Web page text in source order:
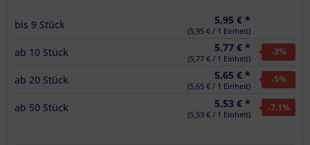
bis 9 Stück 5,95 € *
(5,95 € / 1 Einheit)
ab 10 Stück 5,77 € *
(5,77 € / 1 Einheit)
-3%
ab 20 Stück 5,65 € *
(5,65 € / 1 Einheit)
-5%
ab 50 Stück 5,53 € *
(5,53 € / 1 Einheit)
-7.1%